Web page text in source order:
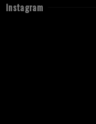
Instagram